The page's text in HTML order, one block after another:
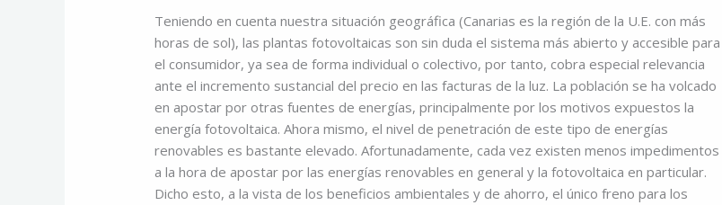
Teniendo en cuenta nuestra situación geográfica (Canarias es la región de la U.E. con más
horas de sol), las plantas fotovoltaicas son sin duda el sistema más abierto y accesible para
el consumidor, ya sea de forma individual o colectivo, por tanto, cobra especial relevancia
ante el incremento sustancial del precio en las facturas de la luz. La población se ha volcado
en apostar por otras fuentes de energías, principalmente por los motivos expuestos la
energía fotovoltaica. Ahora mismo, el nivel de penetración de este tipo de energías
renovables es bastante elevado. Afortunadamente, cada vez existen menos impedimentos
a la hora de apostar por las energías renovables en general y la fotovoltaica en particular.
Dicho esto, a la vista de los beneficios ambientales y de ahorro, el único freno para los